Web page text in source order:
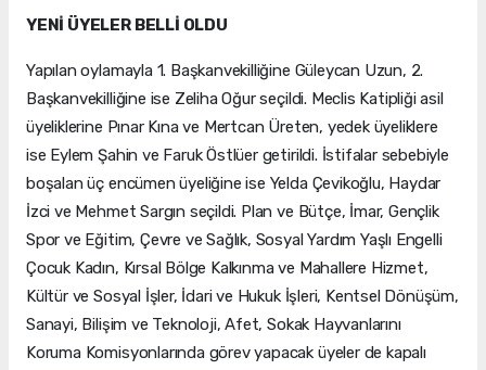
YENİ ÜYELER BELLİ OLDU
Yapılan oylamayla 1. Başkanvekilliğine Güleycan Uzun, 2.
Başkanvekilliğine ise Zeliha Oğur seçildi. Meclis Katipliği asil
üyeliklerine Pınar Kına ve Mertcan Üreten, yedek üyeliklere
ise Eylem Şahin ve Faruk Östlüer getirildi. İstifalar sebebiyle
boşalan üç encümen üyeliğine ise Yelda Çevikoğlu, Haydar
İzci ve Mehmet Sargın seçildi. Plan ve Bütçe, İmar, Gençlik
Spor ve Eğitim, Çevre ve Sağlık, Sosyal Yardım Yaşlı Engelli
Çocuk Kadın, Kırsal Bölge Kalkınma ve Mahallere Hizmet,
Kültür ve Sosyal İşler, İdari ve Hukuk İşleri, Kentsel Dönüşüm,
Sanayi, Bilişim ve Teknoloji, Afet, Sokak Hayvanlarını
Koruma Komisyonlarında görev yapacak üyeler de kapalı